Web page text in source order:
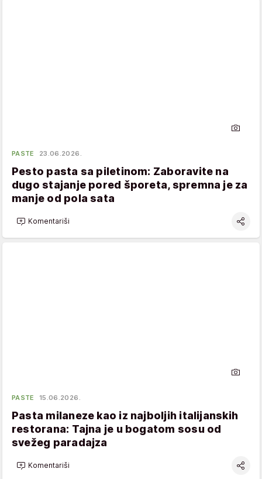
PASTE 23.06.2026.
Pesto pasta sa piletinom: Zaboravite na
dugo stajanje pored šporeta, spremna je za
manje od pola sata
Komentariši
PASTE 15.06.2026.
Pasta milaneze kao iz najboljih italijanskih
restorana: Tajna je u bogatom sosu od
svežeg paradajza
Komentariši